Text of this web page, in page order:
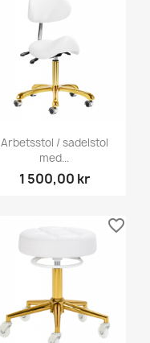
Arbetsstol / sadelstol
med...
1 500,00 kr
favorite_border